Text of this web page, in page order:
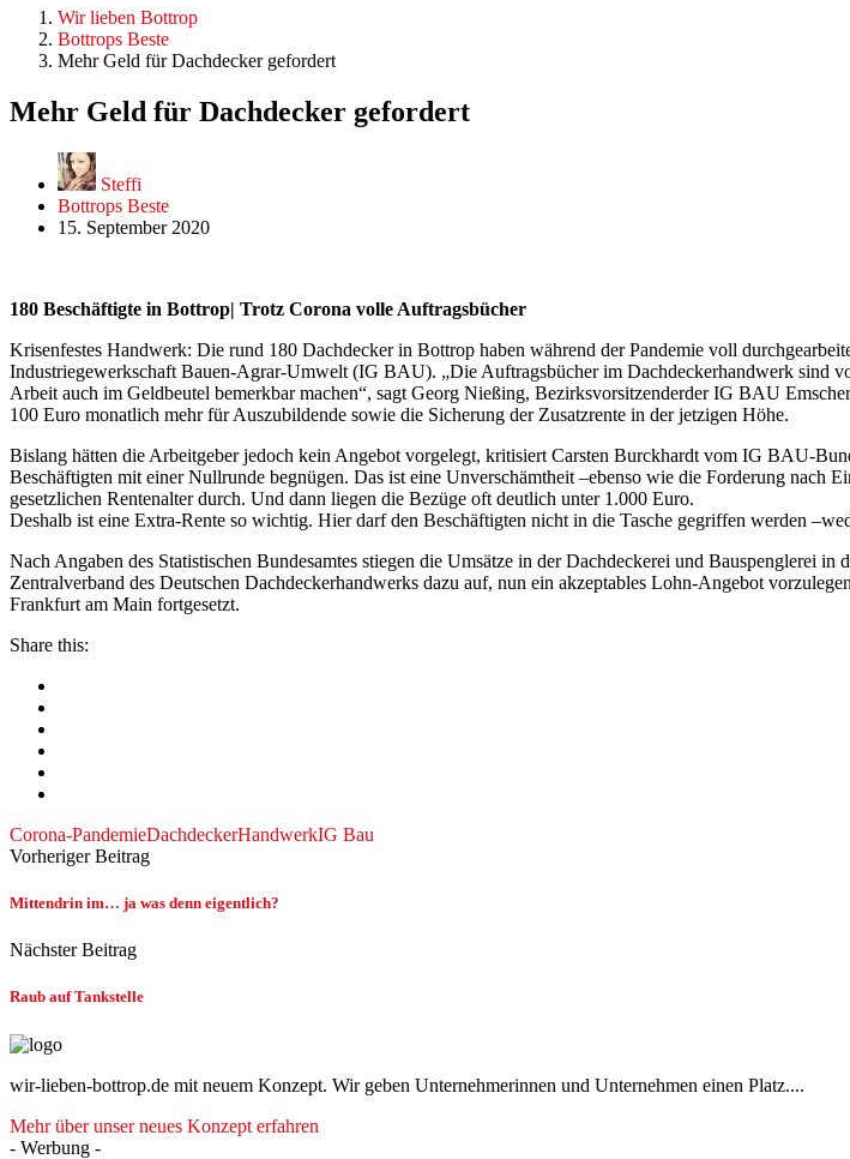
Wir lieben Bottrop
Bottrops Beste
Mehr Geld für Dachdecker gefordert
Mehr Geld für Dachdecker gefordert
Steffi
Bottrops Beste
15. September 2020
180 Beschäftigte in Bottrop| Trotz Corona volle Auftragsbücher
Krisenfestes Handwerk: Die rund 180 Dachdecker in Bottrop haben während der Pandemie voll
Industriegewerkschaft Bauen-Agrar-Umwelt (IG BAU). „Die Auftragsbücher im Dachdeckerhandwerk sind
Arbeit auch im Geldbeutel bemerkbar machen“, sagt Georg Nießing, Bezirksvorsitzenderder IG BAU
100 Euro monatlich mehr für Auszubildende sowie die Sicherung der Zusatzrente in der jetzigen Höhe.
Bislang hätten die Arbeitgeber jedoch kein Angebot vorgelegt, kritisiert Carsten Burckhardt vom IG BAU-
Beschäftigten mit einer Nullrunde begnügen. Das ist eine Unverschämtheit –ebenso wie die Forderung nach
gesetzlichen Rentenalter durch. Und dann liegen die Bezüge oft deutlich unter 1.000 Euro.
Deshalb ist eine Extra-Rente so wichtig. Hier darf den Beschäftigten nicht in die Tasche gegriffen werden
Nach Angaben des Statistischen Bundesamtes stiegen die Umsätze in der Dachdeckerei und Bauspenglerei
Zentralverband des Deutschen Dachdeckerhandwerks dazu auf, nun ein akzeptables Lohn-Angebot
Frankfurt am Main fortgesetzt.
Share this:
Corona-PandemieDachdeckerHandwerkIG Bau
Vorheriger Beitrag
Mittendrin im… ja was denn eigentlich?
Nächster Beitrag
Raub auf Tankstelle
wir-lieben-bottrop.de mit neuem Konzept. Wir geben Unternehmerinnen und Unternehmen einen Platz....
Mehr über unser neues Konzept erfahren
- Werbung -